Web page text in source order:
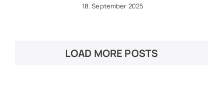
18. September 2025
LOAD MORE POSTS